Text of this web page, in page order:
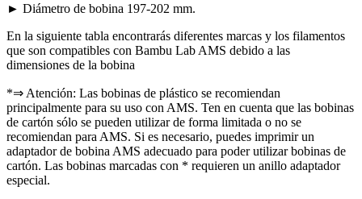
► Diámetro de bobina 197-202 mm.
En la siguiente tabla encontrarás diferentes marcas y los filamentos
que son compatibles con Bambu Lab AMS debido a las
dimensiones de la bobina
*⇒ Atención: Las bobinas de plástico se recomiendan
principalmente para su uso con AMS. Ten en cuenta que las bobinas
de cartón sólo se pueden utilizar de forma limitada o no se
recomiendan para AMS. Si es necesario, puedes imprimir un
adaptador de bobina AMS adecuado para poder utilizar bobinas de
cartón. Las bobinas marcadas con * requieren un anillo adaptador
especial.